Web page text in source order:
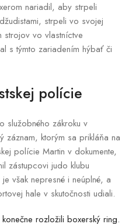
nariadil, aby strpeli
strpeli vo svojej
vo vlastníctve
s týmto zariadením hýbať či
polície
služobného zákroku v
záznam, ktorým sa prikláňa na
polície Martin v dokumente,
zástupcovi judo klubu
však nepresné i neúplné, a
hale v skutočnosti udiali.